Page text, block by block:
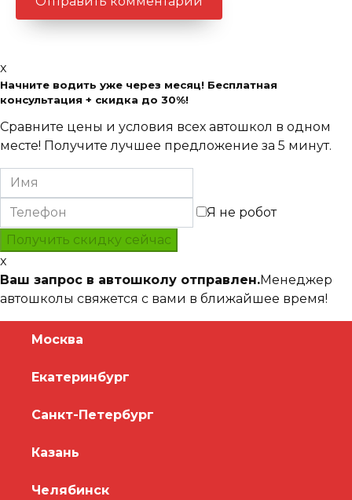
x
Начните водить уже через месяц! Бесплатная
консультация + скидка до 30%!
Сравните цены и условия всех автошкол в одном
месте! Получите лучшее предложение за 5 минут.
Я не робот
x
Ваш запрос в автошколу отправлен.Менеджер
автошколы свяжется с вами в ближайшее время!
Москва
Екатеринбург
Санкт-Петербург
Казань
Челябинск